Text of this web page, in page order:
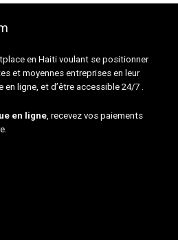
en Haiti voulant se positionner
et moyennes entreprises en leur
ligne, et d’être accessible 24/7 .
en ligne , recevez vos paiements